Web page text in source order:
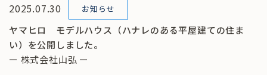
2025.07.30 お知らせ
ヤマヒロ モデルハウス（ハナレのある平屋建ての住ま
い）を公開しました。
ー 株式会社山弘 ー